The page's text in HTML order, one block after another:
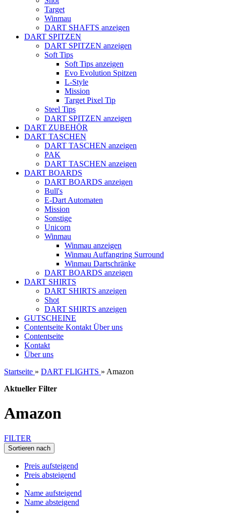
Target
Winmau
DART SHAFTS anzeigen
DART SPITZEN
DART SPITZEN anzeigen
Soft Tips
Soft Tips anzeigen
Evo Evolution Spitzen
L-Style
Mission
Target Pixel Tip
Steel Tips
DART SPITZEN anzeigen
DART ZUBEHÖR
DART TASCHEN
DART TASCHEN anzeigen
PAK
DART TASCHEN anzeigen
DART BOARDS
DART BOARDS anzeigen
Bull's
E-Dart Automaten
Mission
Sonstige
Unicorn
Winmau
Winmau anzeigen
Winmau Auffangring Surround
Winmau Dartschränke
DART BOARDS anzeigen
DART SHIRTS
DART SHIRTS anzeigen
Shot
DART SHIRTS anzeigen
GUTSCHEINE
Contentseite Kontakt Über uns
Contentseite
Kontakt
Über uns
Startseite » DART FLIGHTS » Amazon
Aktueller Filter
Amazon
FILTER
Sortieren nach
Preis aufsteigend
Preis absteigend
Name aufsteigend
Name absteigend